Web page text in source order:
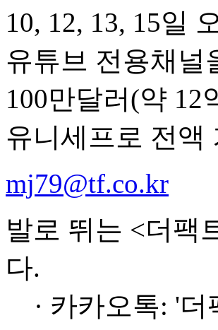
10, 12, 13, 15일
유튜브 전용채널
100만달러(약 12
유니세프로 전액
mj79@tf.co.kr
발로 뛰는 <더팩
다.
· 카카오톡: '